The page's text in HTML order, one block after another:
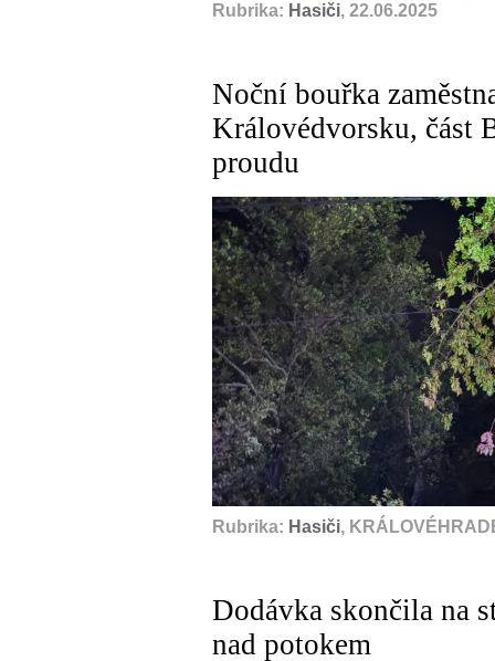
Rubrika: Hasiči, 22.06.2025
Noční bouřka
Královédvorsku, část
proudu
Rubrika: Hasiči,
Dodávka skončila na
nad potokem